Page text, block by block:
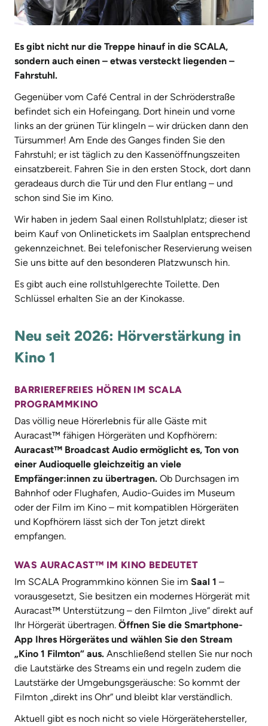
Es gibt nicht nur die Treppe hinauf in die SCALA,
sondern auch einen – etwas versteckt liegenden –
Fahrstuhl.
Gegenüber vom Café Central in der Schröderstraße
befindet sich ein Hofeingang. Dort hinein und vorne
links an der grünen Tür klingeln – wir drücken dann den
Türsummer! Am Ende des Ganges finden Sie den
Fahrstuhl; er ist täglich zu den Kassenöffnungszeiten
einsatzbereit. Fahren Sie in den ersten Stock, dort dann
geradeaus durch die Tür und den Flur entlang – und
schon sind Sie im Kino.
Wir haben in jedem Saal einen Rollstuhlplatz; dieser ist
beim Kauf von Onlinetickets im Saalplan entsprechend
gekennzeichnet. Bei telefonischer Reservierung weisen
Sie uns bitte auf den besonderen Platzwunsch hin.
Es gibt auch eine rollstuhlgerechte Toilette. Den
Schlüssel erhalten Sie an der Kinokasse.
Neu seit 2026: Hörverstärkung in
Kino 1
BARRIEREFREIES HÖREN IM SCALA
PROGRAMMKINO
Das völlig neue Hörerlebnis für alle Gäste mit
Auracast™ fähigen Hörgeräten und Kopfhörern:
Auracast™ Broadcast Audio ermöglicht es, Ton von
einer Audioquelle gleichzeitig an viele
Empfänger:innen zu übertragen. Ob Durchsagen im
Bahnhof oder Flughafen, Audio-Guides im Museum
oder der Film im Kino – mit kompatiblen Hörgeräten
und Kopfhörern lässt sich der Ton jetzt direkt
empfangen.
WAS AURACAST™ IM KINO BEDEUTET
Im SCALA Programmkino können Sie im Saal 1 –
vorausgesetzt, Sie besitzen ein modernes Hörgerät mit
Auracast™ Unterstützung – den Filmton „live“ direkt auf
Ihr Hörgerät übertragen. Öffnen Sie die Smartphone-
App Ihres Hörgerätes und wählen Sie den Stream
„Kino 1 Filmton“ aus. Anschließend stellen Sie nur noch
die Lautstärke des Streams ein und regeln zudem die
Lautstärke der Umgebungsgeräusche: So kommt der
Filmton „direkt ins Ohr“ und bleibt klar verständlich.
Aktuell gibt es noch nicht so viele Hörgerätehersteller,